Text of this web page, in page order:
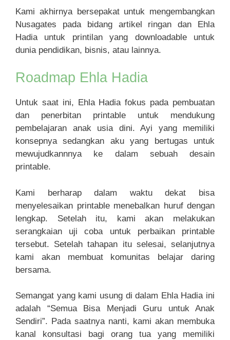
Kami akhirnya bersepakat untuk mengembangkan
Nusagates pada bidang artikel ringan dan Ehla
Hadia untuk printilan yang downloadable untuk
dunia pendidikan, bisnis, atau lainnya.
Roadmap Ehla Hadia
Untuk saat ini, Ehla Hadia fokus pada pembuatan
dan penerbitan printable untuk mendukung
pembelajaran anak usia dini. Ayi yang memiliki
konsepnya sedangkan aku yang bertugas untuk
mewujudkannnya ke dalam sebuah desain
printable.
Kami berharap dalam waktu dekat bisa
menyelesaikan printable menebalkan huruf dengan
lengkap. Setelah itu, kami akan melakukan
serangkaian uji coba untuk perbaikan printable
tersebut. Setelah tahapan itu selesai, selanjutnya
kami akan membuat komunitas belajar daring
bersama.
Semangat yang kami usung di dalam Ehla Hadia ini
adalah “Semua Bisa Menjadi Guru untuk Anak
Sendiri”. Pada saatnya nanti, kami akan membuka
kanal konsultasi bagi orang tua yang memiliki